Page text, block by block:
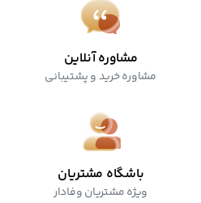
مشاوره آنلاین
مشاوره خرید و پشتیبانی
باشگاه مشتریان
ویژه مشتریان وفادار